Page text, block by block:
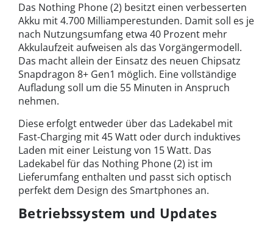
Das Nothing Phone (2) besitzt einen verbesserten
Akku mit 4.700 Milliamperestunden. Damit soll es je
nach Nutzungsumfang etwa 40 Prozent mehr
Akkulaufzeit aufweisen als das Vorgängermodell.
Das macht allein der Einsatz des neuen Chipsatz
Snapdragon 8+ Gen1 möglich. Eine vollständige
Aufladung soll um die 55 Minuten in Anspruch
nehmen.
Diese erfolgt entweder über das Ladekabel mit
Fast-Charging mit 45 Watt oder durch induktives
Laden mit einer Leistung von 15 Watt. Das
Ladekabel für das Nothing Phone (2) ist im
Lieferumfang enthalten und passt sich optisch
perfekt dem Design des Smartphones an.
Betriebssystem und Updates